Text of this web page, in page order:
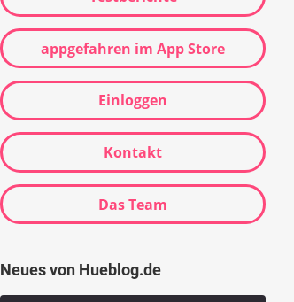
appgefahren im App Store
Einloggen
Kontakt
Das Team
Neues von Hueblog.de